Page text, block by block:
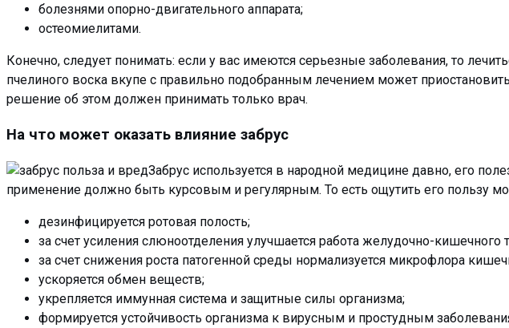
болезнями опорно-двигательного аппарата;
остеомиелитами.
Конечно, следует понимать: если у вас имеются серьезные заболевания, то
пчелиного воска вкупе с правильно подобранным лечением может
решение об этом должен принимать только врач.
На что может оказать влияние забрус
Забрус используется в народной медицине давно, его
применение должно быть курсовым и регулярным. То есть ощутить его пользу
дезинфицируется ротовая полость;
за счет усиления слюноотделения улучшается работа желудочно-кишечного
за счет снижения роста патогенной среды нормализуется микрофлора
ускоряется обмен веществ;
укрепляется иммунная система и защитные силы организма;
формируется устойчивость организма к вирусным и простудным